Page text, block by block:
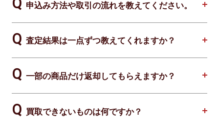
申込み方法や取引の流れを教えてください。
査定結果は一点ずつ教えてくれますか？
一部の商品だけ返却してもらえますか？
買取できないものは何ですか？